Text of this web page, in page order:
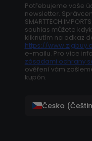
Potřebujeme vaše
newsletter.
SMARTTECH
souhlas můžete
kliknutím na odkaz
https://
e-mailu. Pro více
zásadami ochrany
ověření vám
kupón.